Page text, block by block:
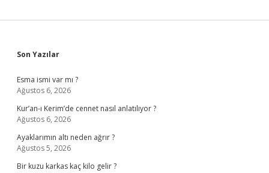
Sidebar
Son Yazılar
Esma ismi var mı ?
Ağustos 6, 2026
Kur’an-ı Kerim’de cennet nasıl anlatılıyor ?
Ağustos 6, 2026
Ayaklarımın altı neden ağrır ?
Ağustos 5, 2026
Bir kuzu karkas kaç kilo gelir ?